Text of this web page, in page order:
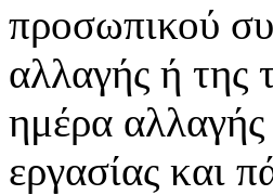
προσωπικού
αλλαγής ή της
ημέρα
εργασίας και